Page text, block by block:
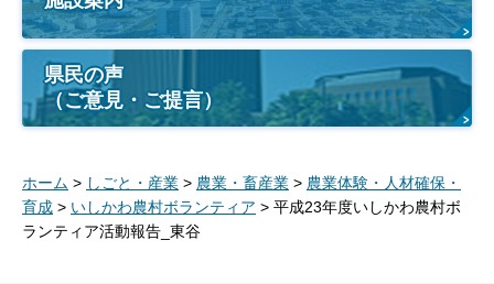
県民の声
（ご意見・ご提言）
ホーム > しごと・産業 > 農業・畜産業 > 農業体験・人材確保・
育成 > いしかわ農村ボランティア > 平成23年度いしかわ農村ボ
ランティア活動報告_東谷